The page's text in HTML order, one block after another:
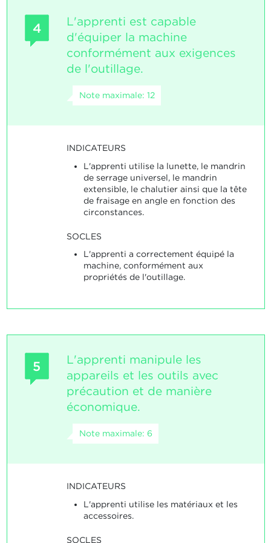
4
L'apprenti est capable
d'équiper la machine
conformément aux exigences
de l'outillage.
Note maximale: 12
INDICATEURS
L'apprenti utilise la lunette, le mandrin
de serrage universel, le mandrin
extensible, le chalutier ainsi que la tête
de fraisage en angle en fonction des
circonstances.
SOCLES
L'apprenti a correctement équipé la
machine, conformément aux
propriétés de l'outillage.
5
L'apprenti manipule les
appareils et les outils avec
précaution et de manière
économique.
Note maximale: 6
INDICATEURS
L'apprenti utilise les matériaux et les
accessoires.
SOCLES